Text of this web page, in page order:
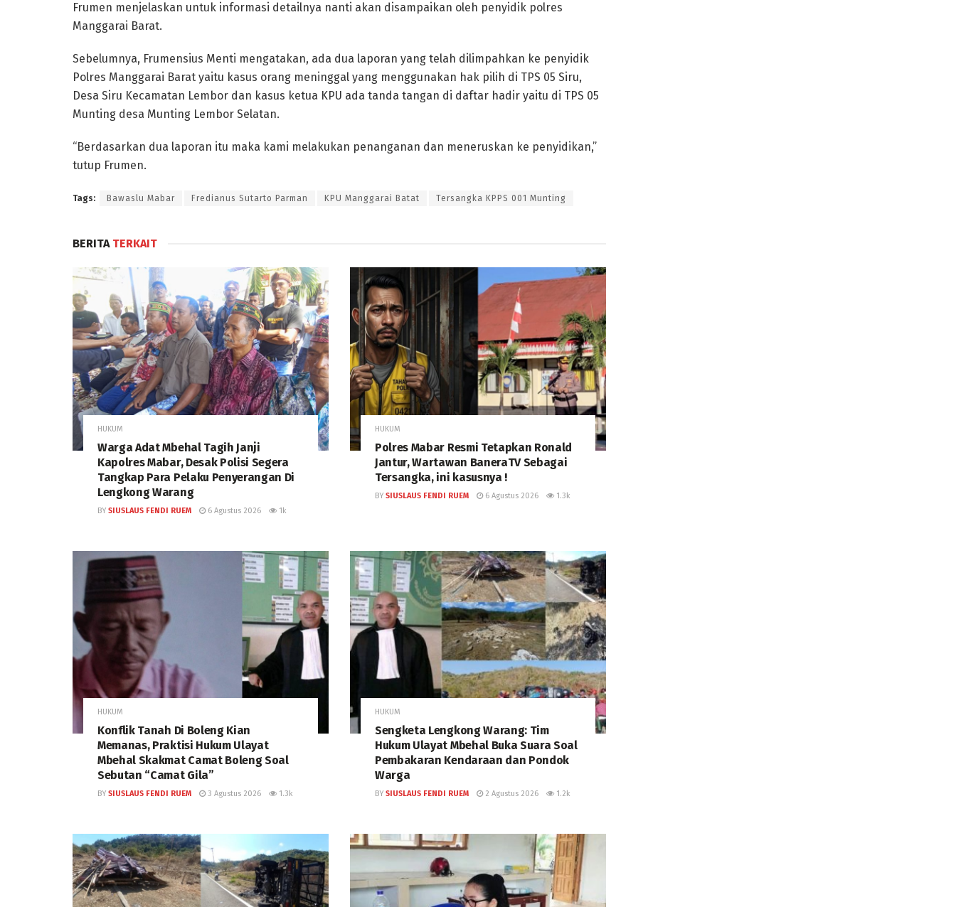
Frumen menjelaskan untuk informasi detailnya nanti akan disampaikan oleh penyidik polres
Manggarai Barat.
Sebelumnya, Frumensius Menti mengatakan, ada dua laporan yang telah dilimpahkan ke penyidik
Polres Manggarai Barat yaitu kasus orang meninggal yang menggunakan hak pilih di TPS 05 Siru,
Desa Siru Kecamatan Lembor dan kasus ketua KPU ada tanda tangan di daftar hadir yaitu di TPS 05
Munting desa Munting Lembor Selatan.
“Berdasarkan dua laporan itu maka kami melakukan penanganan dan meneruskan ke penyidikan,”
tutup Frumen.
Tags: Bawaslu Mabar Fredianus Sutarto Parman KPU Manggarai Batat Tersangka KPPS 001 Munting
BERITATERKAIT
HUKUM
Warga Adat Mbehal Tagih Janji
Kapolres Mabar, Desak Polisi Segera
Tangkap Para Pelaku Penyerangan Di
Lengkong Warang
BY SIUSLAUS FENDI RUEM 6 Agustus 2026 1k
HUKUM
Polres Mabar Resmi Tetapkan Ronald
Jantur, Wartawan BaneraTV Sebagai
Tersangka, ini kasusnya !
BY SIUSLAUS FENDI RUEM 6 Agustus 2026 1.3k
HUKUM
Konflik Tanah Di Boleng Kian
Memanas, Praktisi Hukum Ulayat
Mbehal Skakmat Camat Boleng Soal
Sebutan “Camat Gila”
BY SIUSLAUS FENDI RUEM 3 Agustus 2026 1.3k
HUKUM
Sengketa Lengkong Warang: Tim
Hukum Ulayat Mbehal Buka Suara Soal
Pembakaran Kendaraan dan Pondok
Warga
BY SIUSLAUS FENDI RUEM 2 Agustus 2026 1.2k